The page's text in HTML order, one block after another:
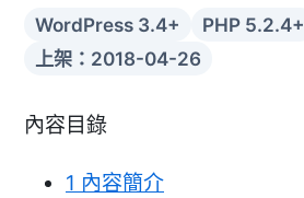
WordPress 3.4+ PHP 5.2.4+
上架：2018-04-26
內容目錄
1 內容簡介